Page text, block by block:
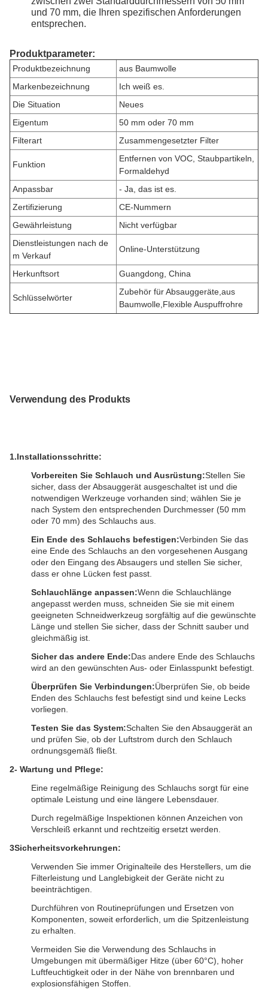
und 70 mm, die Ihren spezifischen Anforderungen
entsprechen.
Produktparameter:
Produktbezeichnung
aus Baumwolle
Markenbezeichnung
Ich weiß es.
Die Situation
Neues
Eigentum
50 mm oder 70 mm
Filterart
Zusammengesetzter Filter
Funktion
Entfernen von VOC, Staubpartikeln,
Formaldehyd
Anpassbar
- Ja, das ist es.
Zertifizierung
CE-Nummern
Gewährleistung
Nicht verfügbar
Dienstleistungen nach de
m Verkauf
Online-Unterstützung
Herkunftsort Guangdong, China
Schlüsselwörter
Zubehör für Absauggeräte aus
Baumwolle Flexible Auspuffrohre
Verwendung des Produkts
1.Installationsschritte:
Vorbereiten Sie Schlauch und Ausrüstung:Stellen Sie
sicher, dass der Absauggerät ausgeschaltet ist und die
notwendigen Werkzeuge vorhanden sind; wählen Sie je
nach System den entsprechenden Durchmesser (50 mm
oder 70 mm) des Schlauchs aus.
Ein Ende des Schlauchs befestigen:Verbinden Sie das
eine Ende des Schlauchs an den vorgesehenen Ausgang
oder den Eingang des Absaugers und stellen Sie sicher,
dass er ohne Lücken fest passt.
Schlauchlänge anpassen:Wenn die Schlauchlänge
angepasst werden muss, schneiden Sie sie mit einem
geeigneten Schneidwerkzeug sorgfältig auf die gewünschte
Länge und stellen Sie sicher, dass der Schnitt sauber und
gleichmäßig ist.
Sicher das andere Ende:Das andere Ende des Schlauchs
wird an den gewünschten Aus- oder Einlasspunkt befestigt.
Überprüfen Sie Verbindungen:Überprüfen Sie, ob beide
Enden des Schlauchs fest befestigt sind und keine Lecks
vorliegen.
Testen Sie das System:Schalten Sie den Absauggerät an
und prüfen Sie, ob der Luftstrom durch den Schlauch
ordnungsgemäß fließt.
2- Wartung und Pflege:
Eine regelmäßige Reinigung des Schlauchs sorgt für eine
optimale Leistung und eine längere Lebensdauer.
Durch regelmäßige Inspektionen können Anzeichen von
Verschleiß erkannt und rechtzeitig ersetzt werden.
3Sicherheitsvorkehrungen:
Verwenden Sie immer Originalteile des Herstellers, um die
Filterleistung und Langlebigkeit der Geräte nicht zu
beeinträchtigen.
Durchführen von Routineprüfungen und Ersetzen von
Komponenten, soweit erforderlich, um die Spitzenleistung
zu erhalten.
Vermeiden Sie die Verwendung des Schlauchs in
Umgebungen mit übermäßiger Hitze (über 60°C), hoher
Luftfeuchtigkeit oder in der Nähe von brennbaren und
explosionsfähigen Stoffen.